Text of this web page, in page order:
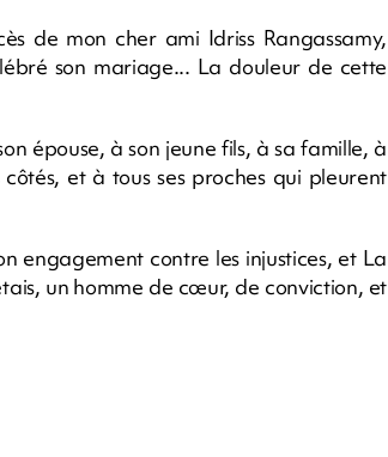
de mon cher ami Idriss Rangassamy,
son mariage... La douleur de cette
épouse, à son jeune fils, à sa famille, à
et à tous ses proches qui pleurent
engagement contre les injustices, et La
un homme de cœur, de conviction, et